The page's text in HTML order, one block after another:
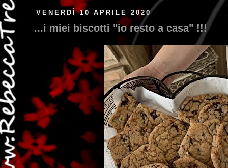
VENERDÌ 10 APRILE 2020
...i miei biscotti "io resto a casa" !!!